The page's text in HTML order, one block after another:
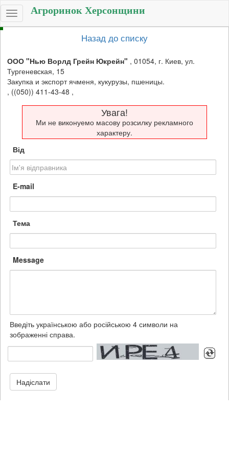
Toggle
navigation
Агроринок Херсонщини
Назад до списку
ООО "Нью Ворлд Грейн Юкрейн" , 01054, г. Киев, ул.
Тургеневская, 15
Закупка и экспорт ячменя, кукурузы, пшеницы.
, ((050)) 411-43-48 ,
Увага!
Ми не виконуемо масову розсилку рекламного
характеру.
Від
E-mail
Тема
Message
Введіть українською або російською 4 символи на
зображенні справа.
Надіслати